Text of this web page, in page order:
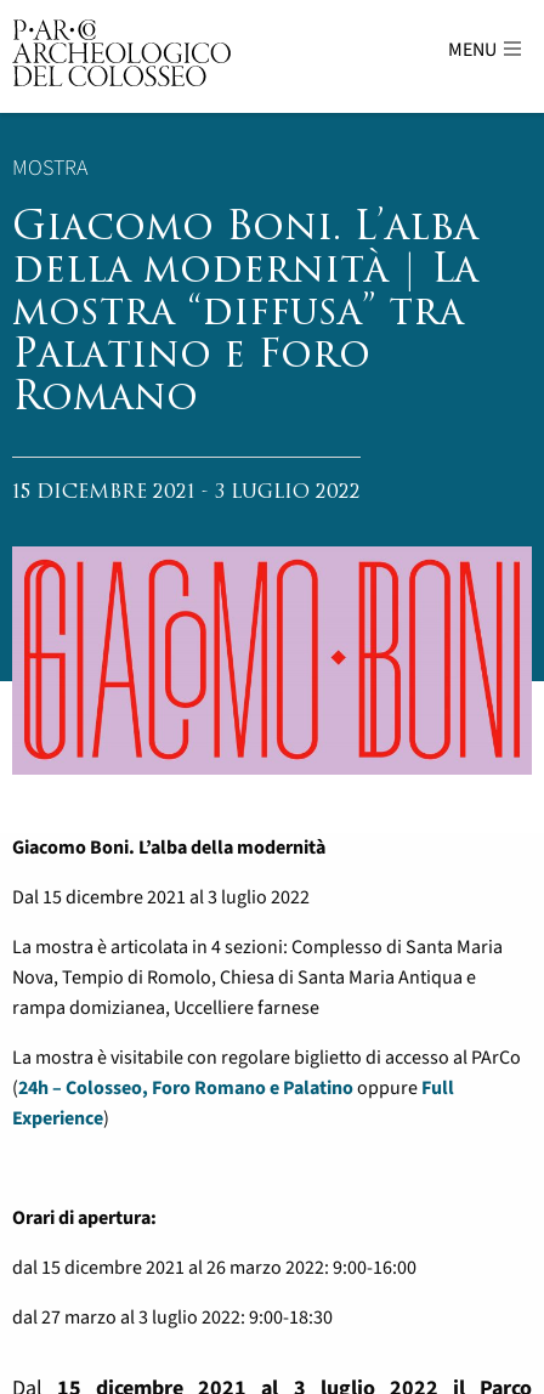
Parco Archeologico del Colosseo - sito
MENU
MOSTRA
Giacomo Boni. L’alba
della modernità | La
mostra “diffusa” tra
Palatino e Foro
Romano
15 DICEMBRE 2021 - 3 LUGLIO 2022
Giacomo Boni. L’alba della modernità
Dal 15 dicembre 2021 al 3 luglio 2022
La mostra è articolata in 4 sezioni: Complesso di Santa Maria
Nova, Tempio di Romolo, Chiesa di Santa Maria Antiqua e
rampa domizianea, Uccelliere farnese
La mostra è visitabile con regolare biglietto di accesso al PArCo
(24h – Colosseo, Foro Romano ePalatinooppureFull
Experience)
Orari di apertura:
dal 15 dicembre 2021 al 26 marzo 2022: 9:00-16:00
​dal 27 marzo al 3 luglio 2022: 9:00-18:30